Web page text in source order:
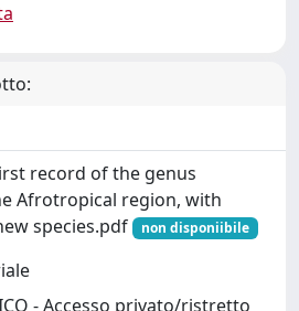
record of the genus
Afrotropical region, with
species.pdf
non disponiibile
- Accesso privato/ristretto